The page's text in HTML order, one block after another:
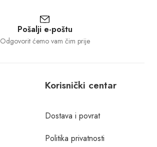
Pošalji e-poštu
Odgovorit ćemo vam čim prije
Korisnički centar
Dostava i povrat
Politika privatnosti